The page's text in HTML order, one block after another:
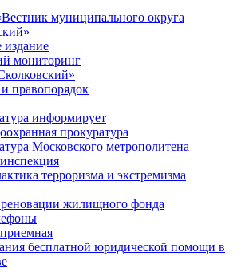
муниципального округа
издание
мониторинг
и правопорядок
информирует
прокуратура
Московского метрополитена
терроризма и экстремизма
жилищного фонда
бесплатной юридической помощи в